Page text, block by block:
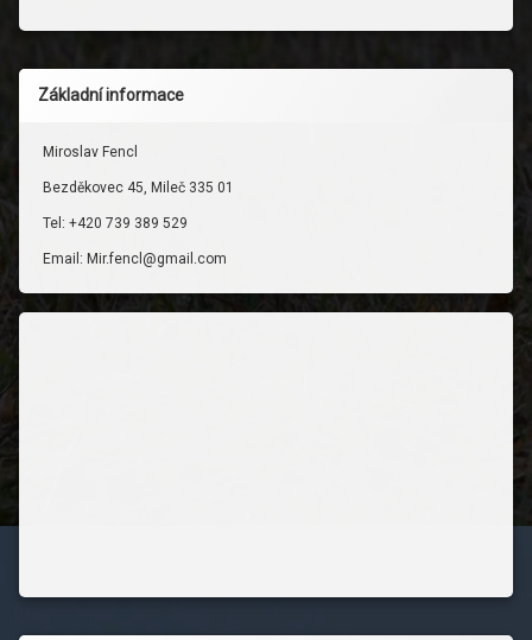
Základní informace
Miroslav Fencl
Bezděkovec 45, Mileč 335 01
Tel: +420 739 389 529
Email: Mir.fencl@gmail.com